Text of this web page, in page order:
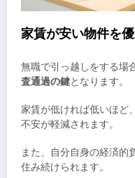
家賃が安い物件を
無職で引っ越しをする場合
査通過の鍵となります。
家賃が低ければ低いほど
不安が軽減されます。
また、自分自身の経済的
住み続けられます。